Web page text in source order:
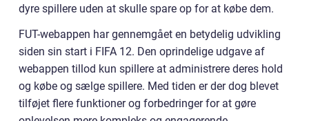
dyre spillere uden at skulle spare op for at købe dem.
FUT-webappen har gennemgået en betydelig udvikling
siden sin start i FIFA 12. Den oprindelige udgave af
webappen tillod kun spillere at administrere deres hold
og købe og sælge spillere. Med tiden er der dog blevet
tilføjet flere funktioner og forbedringer for at gøre